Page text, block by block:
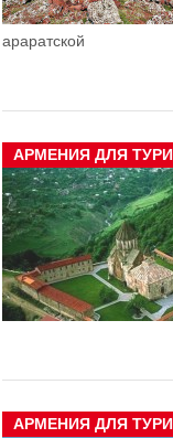
араратской
АРМЕНИЯ ДЛЯ
АРМЕНИЯ ДЛЯ